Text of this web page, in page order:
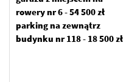
rowery nr 6 - 54 500 zł
parking na zewnątrz
budynku nr 118 - 18 500 zł